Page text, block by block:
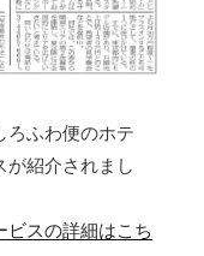
ろふわ便のホテ
が紹介されまし
ビスの詳細はこち